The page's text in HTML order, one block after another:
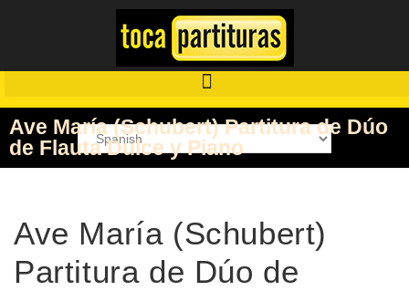
Ave María (Schubert) Partitura de Dúo
de Flauta Dulce y Piano
Ave María (Schubert)
Partitura de Dúo de